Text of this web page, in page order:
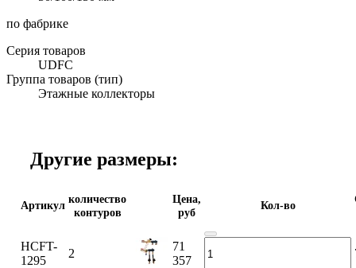
по фабрике
Серия товаров
UDFC
Группа товаров (тип)
Этажные коллекторы
Другие размеры:
Артикул количество
контуров
Цена,
руб
Кол-во
HCFT-
1295
2
71
357